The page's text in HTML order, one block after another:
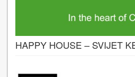
HAPPY HOUSE – SVIJET